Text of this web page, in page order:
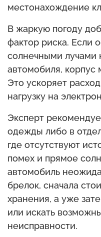
местонахождение
В жаркую погоду
фактор риска. Если
солнечными лучами
автомобиля, корпус
Это ускоряет
нагрузку на
Эксперт
одежды либо в
где отсутствуют
помех и прямое
автомобиль
брелок, сначала
хранения, а уже
или искать
неисправности.